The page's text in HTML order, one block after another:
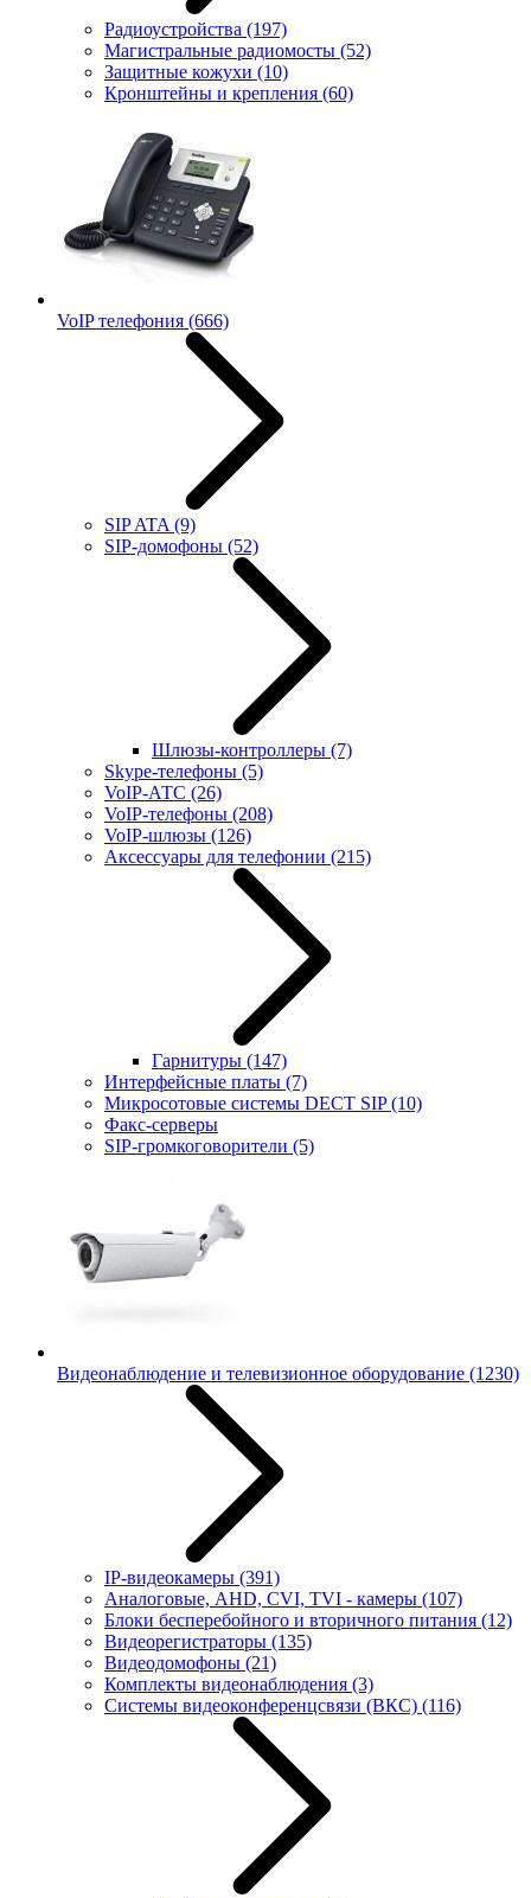
Радиоустройства (197)
Магистральные радиомосты (52)
Защитные кожухи (10)
Кронштейны и крепления (60)
VoIP телефония (666)
SIP ATA (9)
SIP-домофоны (52)
Шлюзы-контроллеры (7)
Skype-телефоны (5)
VoIP-АТС (26)
VoIP-телефоны (208)
VoIP-шлюзы (126)
Аксессуары для телефонии (215)
Гарнитуры (147)
Интерфейсные платы (7)
Микросотовые системы DECT SIP(10)
Факс-серверы
SIP-громкоговорители (5)
Видеонаблюдение и телевизионное оборудование (1230)
IP-видеокамеры (391)
Аналоговые, AHD, CVI, TVI - камеры (107)
Блоки бесперебойного и вторичного питания (12)
Видеорегистраторы (135)
Видеодомофоны (21)
Комплекты видеонаблюдения (3)
Системы видеоконференцсвязи (ВКС) (116)